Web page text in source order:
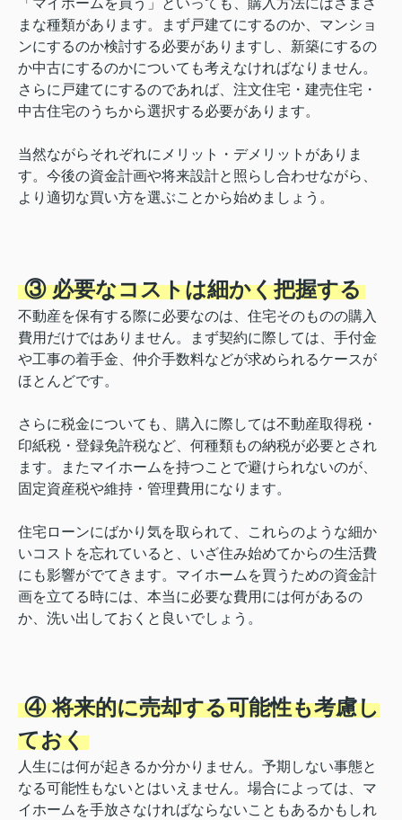
「マイホームを買う」といっても、購入方法にはさまざ
まな種類があります。まず戸建てにするのか、マンショ
ンにするのか検討する必要がありますし、新築にするの
か中古にするのかについても考えなければなりません。
さらに戸建てにするのであれば、注文住宅・建売住宅・
中古住宅のうちから選択する必要があります。
当然ながらそれぞれにメリット・デメリットがありま
す。今後の資金計画や将来設計と照らし合わせながら、
より適切な買い方を選ぶことから始めましょう。
③ 必要なコストは細かく把握する
不動産を保有する際に必要なのは、住宅そのものの購入
費用だけではありません。まず契約に際しては、手付金
や工事の着手金、仲介手数料などが求められるケースが
ほとんどです。
さらに税金についても、購入に際しては不動産取得税・
印紙税・登録免許税など、何種類もの納税が必要とされ
ます。またマイホームを持つことで避けられないのが、
固定資産税や維持・管理費用になります。
住宅ローンにばかり気を取られて、これらのような細か
いコストを忘れていると、いざ住み始めてからの生活費
にも影響がでてきます。マイホームを買うための資金計
画を立てる時には、本当に必要な費用には何があるの
か、洗い出しておくと良いでしょう。
④ 将来的に売却する可能性も考慮し
ておく
人生には何が起きるか分かりません。予期しない事態と
なる可能性もないとはいえません。場合によっては、マ
イホームを手放さなければならないこともあるかもしれ